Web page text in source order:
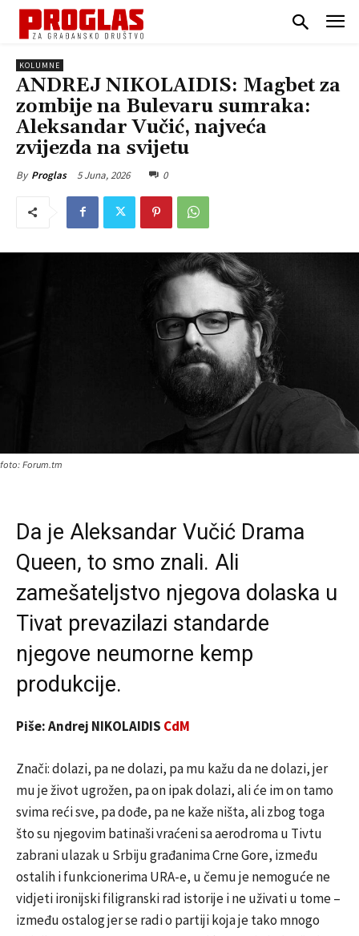
KOLUMNE
ANDREJ NIKOLAIDIS: Magbet za
zombije na Bulevaru sumraka:
Aleksandar Vučić, najveća
zvijezda na svijetu
By Proglas 5 Juna, 2026 0
foto: Forum.tm
Da je Aleksandar Vučić Drama
Queen, to smo znali. Ali
zamešateljstvo njegova dolaska u
Tivat prevazilazi standarde
njegove neumorne kemp
produkcije.
Piše: Andrej NIKOLAIDIS CdM
Znači: dolazi, pa ne dolazi, pa mu kažu da ne dolazi, jer
mu je život ugrožen, pa on ipak dolazi, ali će im on tamo
svima reći sve, pa dođe, pa ne kaže ništa, ali zbog toga
što su njegovim batinaši vraćeni sa aerodroma u Tivtu
zabrani ulazak u Srbiju građanima Crne Gore, između
ostalih i funkcionerima URA-e, u čemu je nemoguće ne
vidjeti ironijski filigranski rad istorije i ne uživati u tome –
između ostalog jer se radi o partiji koja je tako mnogo